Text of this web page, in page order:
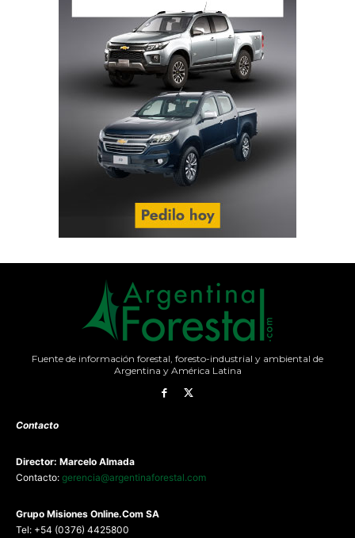
Fuente de información forestal, foresto-industrial y ambiental de
Argentina y América Latina
Contacto
Director: Marcelo Almada
Contacto: gerencia@argentinaforestal.com
Grupo Misiones Online.Com SA
Tel: +54 (0376) 4425800